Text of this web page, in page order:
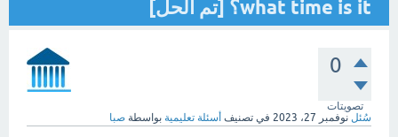
what time is it؟ [تم الحل]
0
تصويتات
سُئل نوفمبر 27، 2023 في تصنيف أسئلة تعليمية بواسطة صبا